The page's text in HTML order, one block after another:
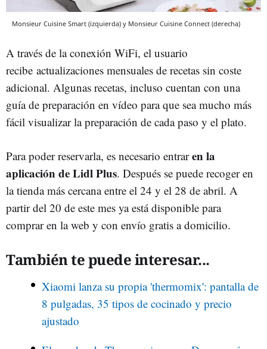
Monsieur Cuisine Smart (izquierda) y Monsieur Cuisine Connect (derecha)
A través de la conexión WiFi, el usuario
recibe actualizaciones mensuales de recetas sin coste
adicional. Algunas recetas, incluso cuentan con una
guía de preparación en vídeo para que sea mucho más
fácil visualizar la preparación de cada paso y el plato.
Para poder reservarla, es necesario entraren la
aplicación de Lidl Plus. Después se puede recoger en
la tienda más cercana entre el 24 y el 28 de abril. A
partir del 20 de este mes ya está disponible para
comprar en la web y con envío gratis a domicilio.
También te puede interesar...
Xiaomi lanza su propia 'thermomix': pantalla de
8 pulgadas, 35 tipos de cocinado y precio
ajustado